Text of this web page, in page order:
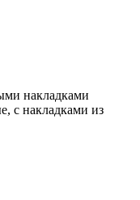
накладками
с накладками из